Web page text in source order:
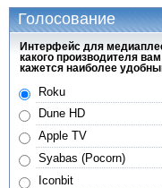
Голосование
Интерфейс для
какого производителя вам
кажется наиболее
Roku
Dune HD
Apple TV
Syabas (Pocorn)
Iconbit